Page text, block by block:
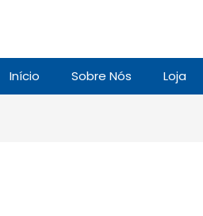
Início Sobre Nós Loja